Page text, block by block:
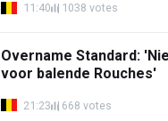
11:40 1038 votes
Overname Standard:
voor balende Rouches'
21:23 668 votes